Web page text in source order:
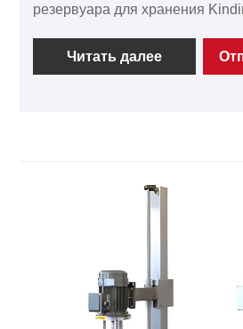
резервуара для хранения
производства и
материалов. Наши продукты
производственной линией.
Свяжитесь с Kinding для
Читать далее